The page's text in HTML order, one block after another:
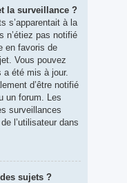
la surveillance ?
s’apparentait à la
n’étiez pas notifié
en favoris de
Vous pouvez
a été mis à jour.
d’être notifié
un forum. Les
surveillances
l’utilisateur dans
sujets ?